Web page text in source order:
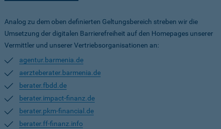
Analog zu dem oben definierten Geltungsbereich streben wir die
Umsetzung der digitalen Barrierefreiheit auf den Homepages unserer
Vermittler und unserer Vertriebsorganisationen an:
agentur.barmenia.de
aerzteberater.barmenia.de
berater.fbdd.de
berater.impact-finanz.de
berater.pkm-financial.de
berater.ff-finanz.info